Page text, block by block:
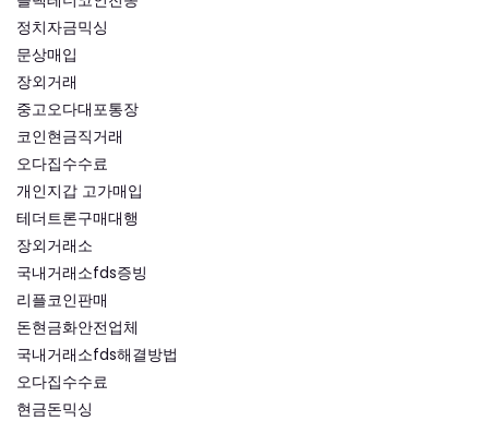
정치자금믹싱
문상매입
장외거래
중고오다대포통장
코인현금직거래
오다집수수료
개인지갑 고가매입
테더트론구매대행
장외거래소
국내거래소fds증빙
리플코인판매
돈현금화안전업체
국내거래소fds해결방법
오다집수수료
현금돈믹싱